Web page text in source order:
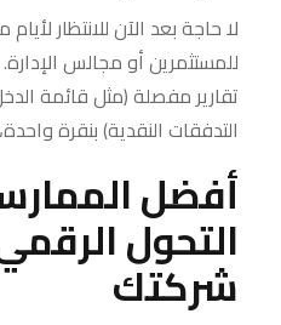
لا حاجة بعد الآن للانتظار
للمستثمرين أو مجالس الإدارة.
تقارير مفصلة (مثل قائمة
التدفقات النقدية) بنقرة
أفضل
التحول
شركتك